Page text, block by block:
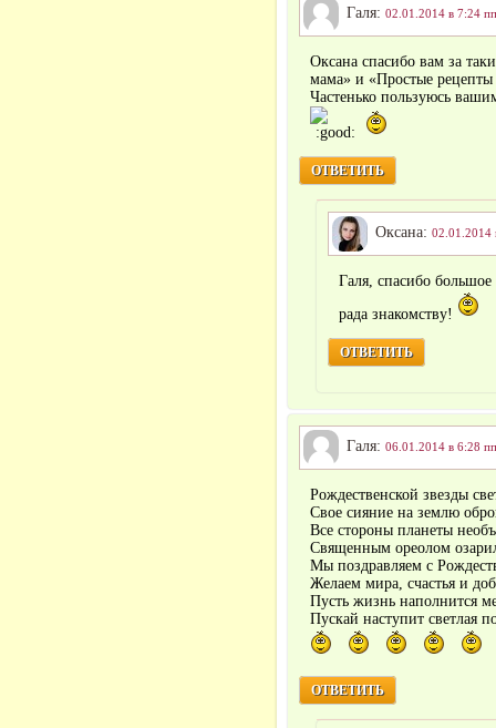
Галя: 02.01.2014 в 7:24 пп
Оксана спасибо вам за
мама» и «Простые рецепты
Частенько пользуюсь
ОТВЕТИТЬ
Оксана: 02.01.2014
Галя, спасибо
рада знакомству!
ОТВЕТИТЬ
Галя: 06.01.2014 в 6:28 пп
Рождественской звезды
Свое сияние на землю
Все стороны планеты
Священным ореолом
Мы поздравляем с
Желаем мира, счастья и
Пусть жизнь наполнится
Пускай наступит светлая
ОТВЕТИТЬ